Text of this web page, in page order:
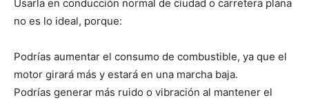
Usarla en conducción normal de ciudad o carretera plana
no es lo ideal, porque:
Podrías aumentar el consumo de combustible, ya que el
motor girará más y estará en una marcha baja.
Podrías generar más ruido o vibración al mantener el